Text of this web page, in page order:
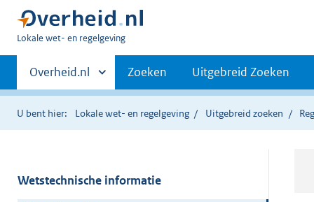
U
hier:
Lokale wet- en regelgeving
Primaire
navigatie
Andere
sites
binnen
Overheid.nl Zoeken Uitgebreid Zoeken
U bent hier: Lokale wet- en regelgeving Uitgebreid zoeken
Wetstechnische informatie